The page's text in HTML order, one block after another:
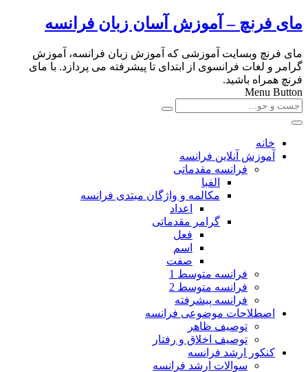
مای فرنچ – آموزش آسان زبان فرانسه
مای فرنچ وبسایت آموزشی که آموزش زبان فرانسه، آموزش
گرامر و لغات فرانسوی از ابتدای تا پیشرفته می پردازد. با مای
فرنچ همراه باشید.
Menu Button
خانه
آموزش آنلاین فرانسه
فرانسه مقدماتی
الفبا
مکالمه و واژگان مبتدی فرانسه
اعداد
گرامر مقدماتی
فعل
اسم
صفت
فرانسه متوسط 1
فرانسه متوسط 2
فرانسه پیشرفته
اصطلاحات موضوعی فرانسه
توصیف ظاهر
توصیف اخلاق و رفتار
کنکور ارشد فرانسه
سوالات ارشد فرانسه